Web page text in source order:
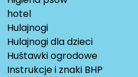
hotel
Hulajnogi
Hulajnogi dla dzieci
Huśtawki ogrodowe
Instrukcje i znaki BHP